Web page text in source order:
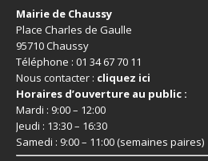
Mairie de Chaussy
Place Charles de Gaulle
95710 Chaussy
Téléphone : 01 34 67 70 11
Nous contacter : cliquez ici
Horaires d’ouverture au public :
Mardi : 9:00 – 12:00
Jeudi : 13:30 – 16:30
Samedi : 9:00 – 11:00 (semaines paires)